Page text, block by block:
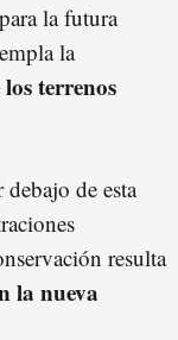
la futura
la
terrenos
de esta
resulta
la nueva